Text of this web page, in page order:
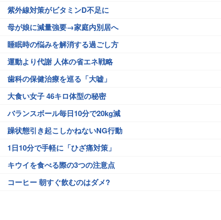
紫外線対策がビタミンD不足に
母が娘に減量強要→家庭内別居へ
睡眠時の悩みを解消する過ごし方
運動より代謝 人体の省エネ戦略
歯科の保健治療を巡る「大嘘」
大食い女子 46キロ体型の秘密
バランスボール毎日10分で20kg減
躁状態引き起こしかねないNG行動
1日10分で手軽に「ひざ痛対策」
キウイを食べる際の3つの注意点
コーヒー 朝すぐ飲むのはダメ?